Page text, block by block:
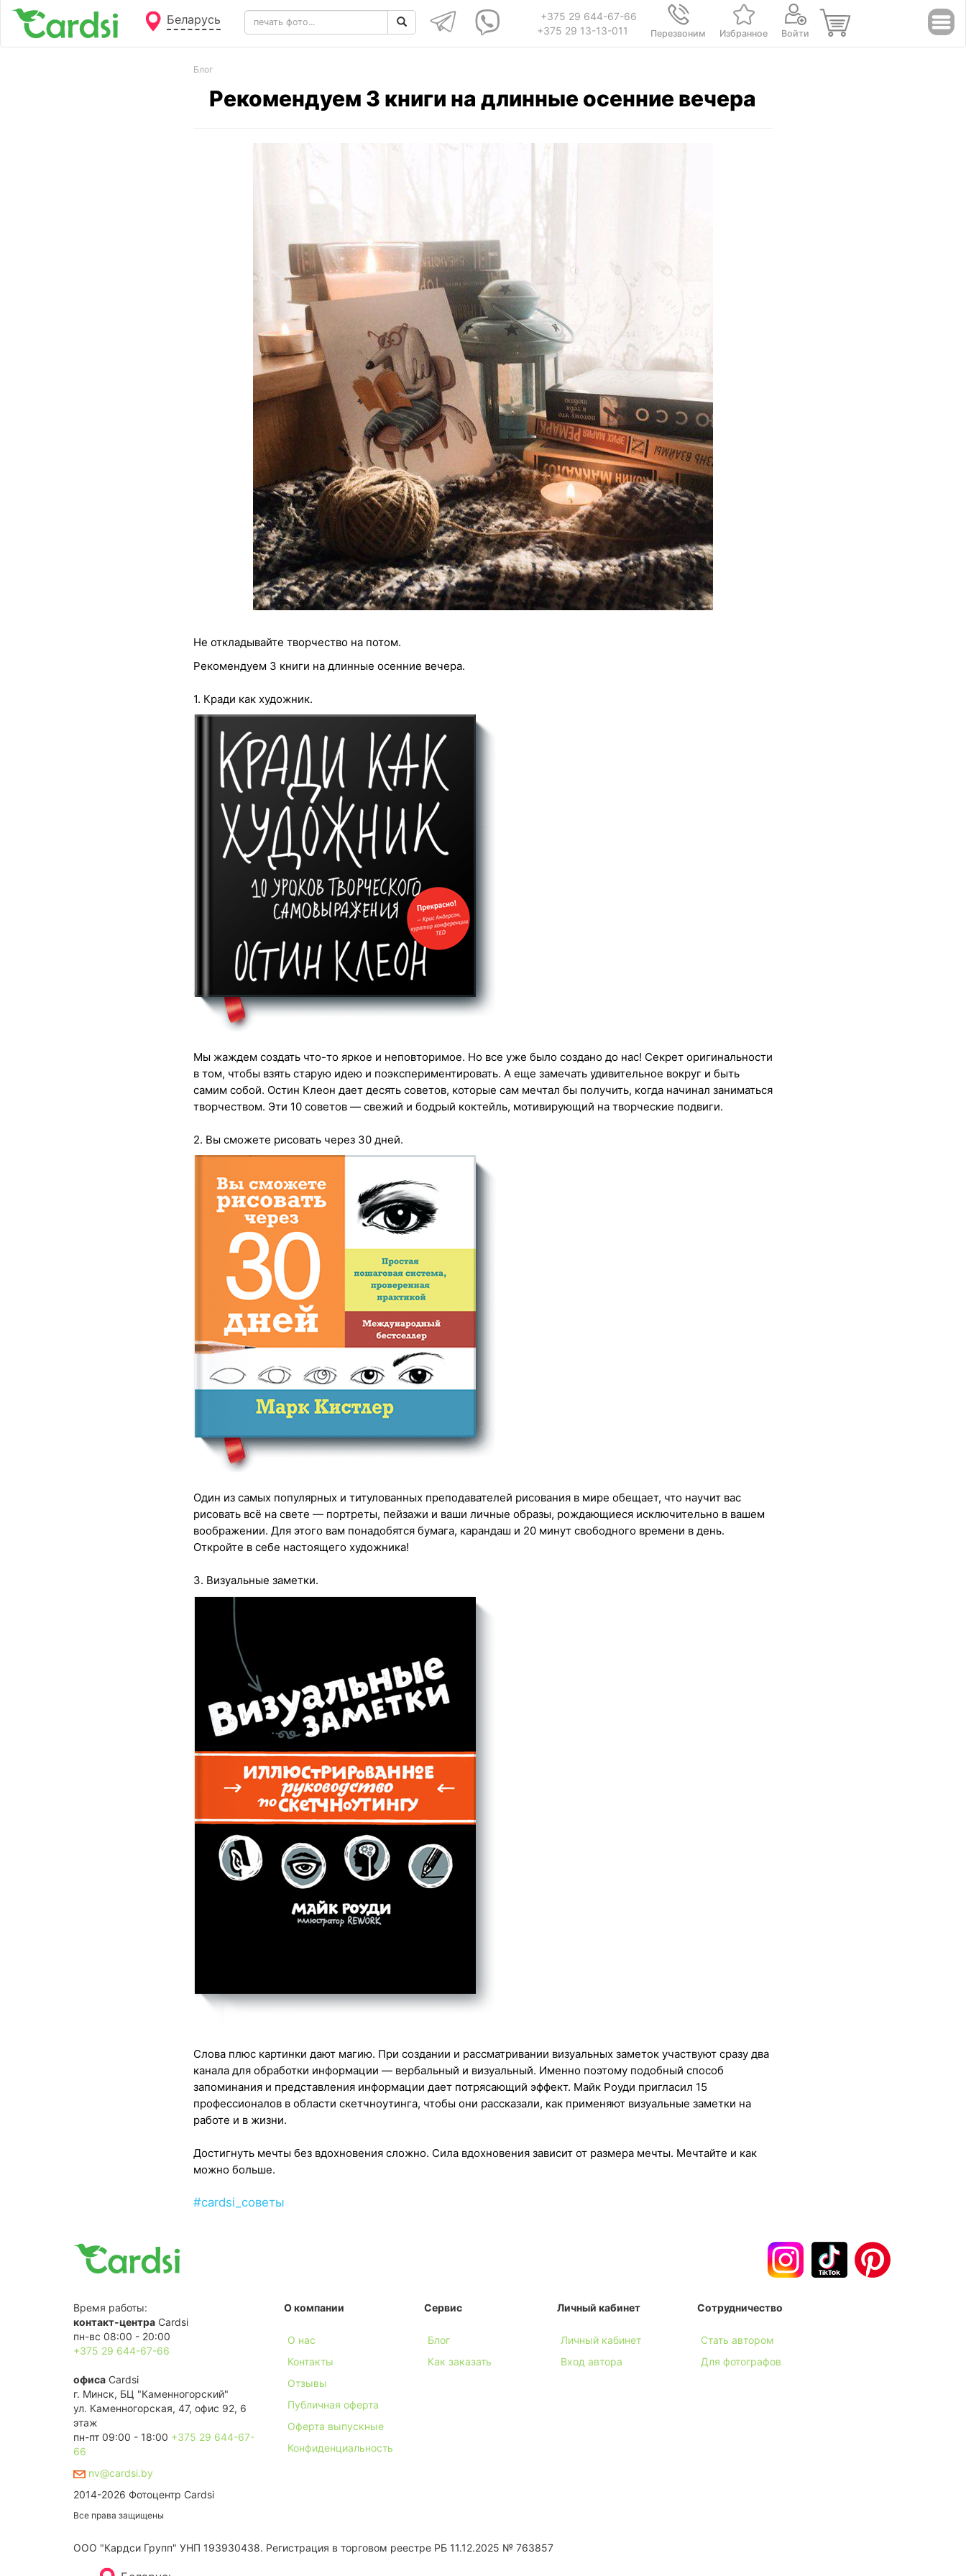
Беларусь
+375 29 644-67-66
+375 29 13-13-011
Перезвоним Избранное Войти
Блог
Рекомендуем 3 книги на длинные осенние вечера
Не откладывайте творчество на потом.
Рекомендуем 3 книги на длинные осенние вечера.
1. Кради как художник.
Мы жаждем создать что-то яркое и неповторимое. Но все уже было создано до нас! Секрет оригинальности
в том, чтобы взять старую идею и поэкспериментировать. А еще замечать удивительное вокруг и быть
самим собой. Остин Клеон дает десять советов, которые сам мечтал бы получить, когда начинал заниматься
творчеством. Эти 10 советов — свежий и бодрый коктейль, мотивирующий на творческие подвиги.
2. Вы сможете рисовать через 30 дней.
Один из самых популярных и титулованных преподавателей рисования в мире обещает, что научит вас
рисовать всё на свете — портреты, пейзажи и ваши личные образы, рождающиеся исключительно в вашем
воображении. Для этого вам понадобятся бумага, карандаш и 20 минут свободного времени в день.
Откройте в себе настоящего художника!
3. Визуальные заметки.
Слова плюс картинки дают магию. При создании и рассматривании визуальных заметок участвуют сразу два
канала для обработки информации — вербальный и визуальный. Именно поэтому подобный способ
запоминания и представления информации дает потрясающий эффект. Майк Роуди пригласил 15
профессионалов в области скетчноутинга, чтобы они рассказали, как применяют визуальные заметки на
работе и в жизни.
Достигнуть мечты без вдохновения сложно. Сила вдохновения зависит от размера мечты. Мечтайте и как
можно больше.
#cardsi_советы
Время работы:
контакт-центра Cardsi
пн-вс 08:00 - 20:00
+375 29 644-67-66
офиса Cardsi
г. Минск, БЦ "Каменногорский"
ул. Каменногорская, 47, офис 92, 6
этаж
пн-пт 09:00 - 18:00 +375 29 644-67-
66
nv@cardsi.by
2014-2026 Фотоцентр Cardsi
Все права защищены
О компании
О нас
Контакты
Отзывы
Публичная оферта
Оферта выпускные
Конфиденциальность
Сервис
Блог
Как заказать
Личный кабинет
Личный кабинет
Вход автора
Сотрудничество
Стать автором
Для фотографов
ООО "Кардси Групп" УНП 193930438. Региcтрация в торговом реестре РБ 11.12.2025 № 763857